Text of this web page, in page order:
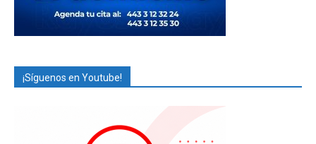
¡Síguenos en Youtube!